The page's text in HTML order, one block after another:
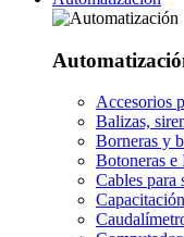
Accesorios
Balizas,
Borneras y
Botoneras e
Cables para